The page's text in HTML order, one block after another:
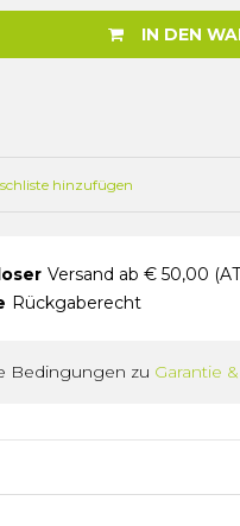
IN DEN
hinzufügen
Versand ab € 50,00
Rückgaberecht
Bedingungen zu Garantie